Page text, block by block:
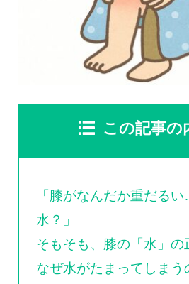
採用情報
予約フォーム
0120-
電話受付時間：月〜金／9:00〜
この記事の
「膝がなんだか重だる
水？」
そもそも、膝の「水」の
なぜ水がたまってしまう